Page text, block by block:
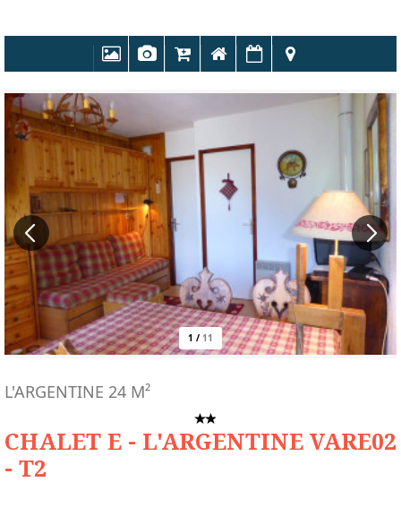
1 / 11
CHALET E - L'ARGENTINE VARE02
- T2
L'ARGENTINE 24 M²